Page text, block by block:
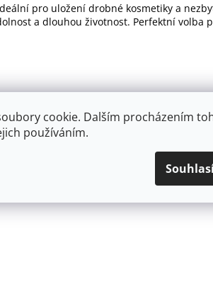
cookie. Dalším procházením
používáním.
pro uložení drobné kosmetiky a
a dlouhou životnost. Perfektní volba